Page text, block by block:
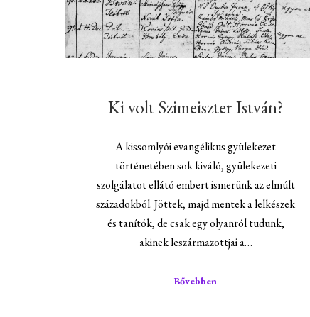
Ki volt Szimeiszter István?
A kissomlyói evangélikus gyülekezet
történetében sok kiváló, gyülekezeti
szolgálatot ellátó embert ismerünk az elmúlt
századokból. Jöttek, majd mentek a lelkészek
és tanítók, de csak egy olyanról tudunk,
akinek leszármazottjai a…
Bővebben